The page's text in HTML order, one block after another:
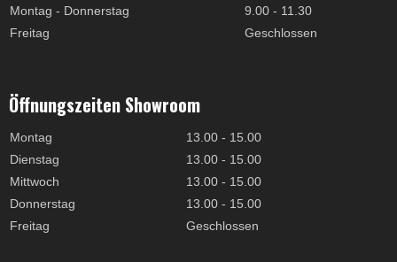
Montag - Donnerstag
9.00 - 11.30
Freitag
Geschlossen
Öffnungszeiten Showroom
Montag
13.00 - 15.00
Dienstag
13.00 - 15.00
Mittwoch
13.00 - 15.00
Donnerstag
13.00 - 15.00
Freitag
Geschlossen